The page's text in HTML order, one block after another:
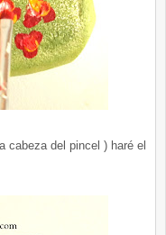
cabeza del pincel ) haré el